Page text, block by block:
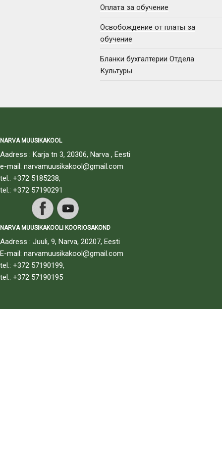
Оплата за обучение
Освобождение от платы за
обучение
Бланки бухгалтерии Отдела
Культуры
NARVA MUUSIKAKOOL
Aadress : Karja tn 3, 20306, Narva , Eesti
e-mail: narvamuusikakool@gmail.com
tel.: +372 5185238,
tel.: +372 57190291
NARVA MUUSIKAKOOLI KOORIOSAKOND
Aadress : Juuli, 9, Narva, 20207, Eesti
E-mail: narvamuusikakool@gmail.com
tel.: +372 57190199,
tel.: +372 57190195